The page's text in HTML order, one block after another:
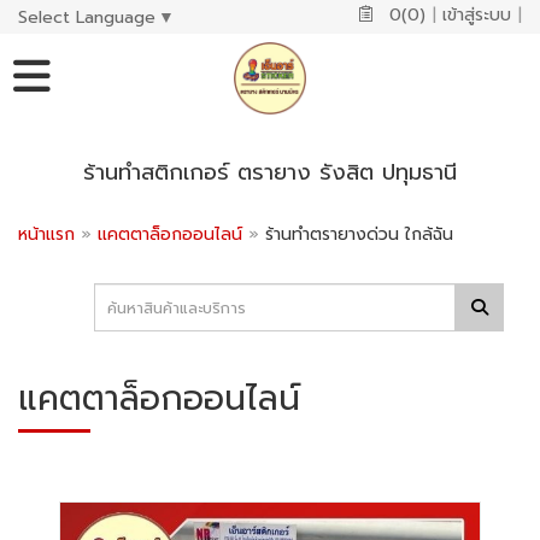
Select Language ▼ 0(0) | เข้าสู่ระบบ |
ร้านทำสติกเกอร์ ตรายาง รังสิต ปทุมธานี
หน้าแรก » แคตตาล็อกออนไลน์ » ร้านทําตรายางด่วน ใกล้ฉัน
แคตตาล็อกออนไลน์